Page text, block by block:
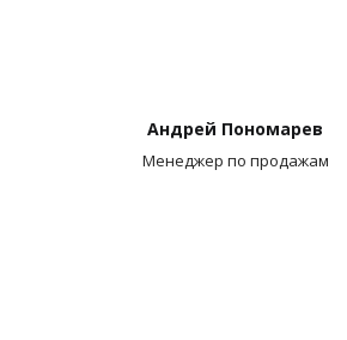
Андрей Пономарев
Менеджер по продажам